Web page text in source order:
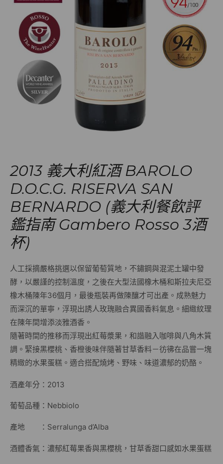
2013 義大利紅酒 BAROLO
D.O.C.G. RISERVA SAN
BERNARDO (義大利餐飲評
鑑指南 Gambero Rosso 3酒
杯)
人工採摘嚴格挑選以保留葡萄質地，不鏽鋼與混泥土罐中發
酵，以嚴謹的控制溫度，之後在大型法國橡木桶和斯拉夫尼亞
橡木桶陳年36個月，最後瓶裝再做陳釀才可出產。成熟魅力
而深沉的單寧，浮現出誘人玫瑰融合異國香料氣息。細緻紋理
在陳年間增添淡雅酒香。
隨著時間的推移而浮現出紅莓漿果，和諧融入咖啡與八角木質
調。緊接黑櫻桃、香橙後味伴隨著甘草香料－彷彿在品嘗一塊
精緻的水果蛋糕。適合搭配燒烤、野味、味道濃郁的奶酪。
酒產年分：2013
葡萄品種：Nebbiolo
產地 ：Serralunga d’Alba
酒體香氣：濃郁紅莓果香與黑櫻桃，甘草香甜口感如水果蛋糕